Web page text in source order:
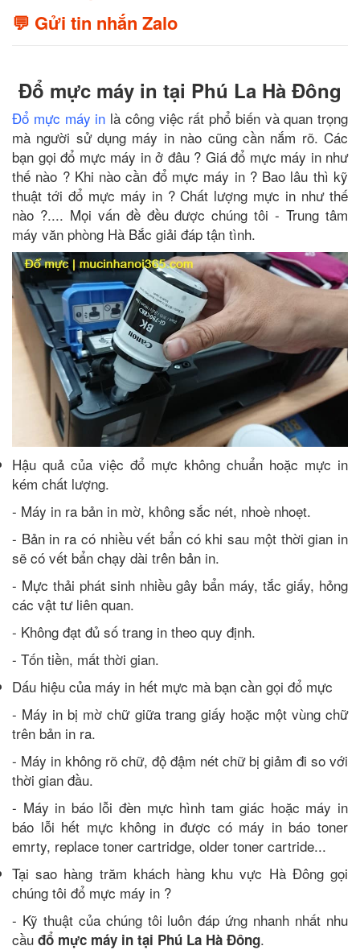
💬 Gửi tin nhắn Zalo
Đổ mực máy in tại Phú La Hà Đông
Đổ mực máy in là công việc rất phổ biến và quan trọng
mà người sử dụng máy in nào cũng cần nắm rõ. Các
bạn gọi đổ mực máy in ở đâu ? Giá đổ mực máy in như
thế nào ? Khi nào cần đổ mực máy in ? Bao lâu thì kỹ
thuật tới đổ mực máy in ? Chất lượng mực in như thế
nào ?.... Mọi vấn đề đều được chúng tôi - Trung tâm
máy văn phòng Hà Bắc giải đáp tận tình.
Hậu quả của việc đổ mực không chuẩn hoặc mực in
kém chất lượng.
- Máy in ra bản in mờ, không sắc nét, nhoè nhoẹt.
- Bản in ra có nhiều vết bẩn có khi sau một thời gian in
sẽ có vết bẩn chạy dài trên bản in.
- Mực thải phát sinh nhiều gây bẩn máy, tắc giấy, hỏng
các vật tư liên quan.
- Không đạt đủ số trang in theo quy định.
- Tốn tiền, mất thời gian.
Dấu hiệu của máy in hết mực mà bạn cần gọi đổ mực
- Máy in bị mờ chữ giữa trang giấy hoặc một vùng chữ
trên bản in ra.
- Máy in không rõ chữ, độ đậm nét chữ bị giảm đi so với
thời gian đầu.
- Máy in báo lỗi đèn mực hình tam giác hoặc máy in
báo lỗi hết mực không in được có máy in báo toner
emrty, replace toner cartridge, older toner cartride...
Tại sao hàng trăm khách hàng khu vực Hà Đông gọi
chúng tôi đổ mực máy in ?
- Kỹ thuật của chúng tôi luôn đáp ứng nhanh nhất nhu
cầu đổ mực máy in tại Phú La Hà Đông.